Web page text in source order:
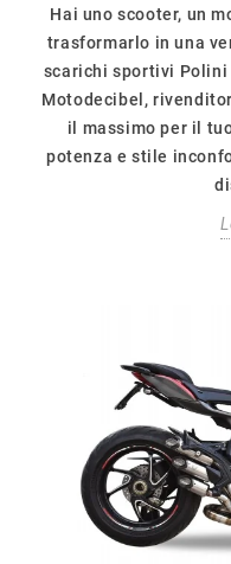
Hai uno scooter, un
trasformarlo in una
scarichi sportivi Polini
Motodecibel,
il massimo per il
potenza e stile